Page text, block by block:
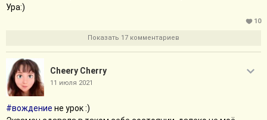
Ура:)
10
Показать 17 комментариев
Cheery Cherry
11 июля 2021
#вождение не урок :)